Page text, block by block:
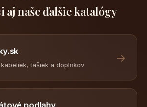
aj naše ďalšie katalógy
tašiek a doplnkov
→
podlahy